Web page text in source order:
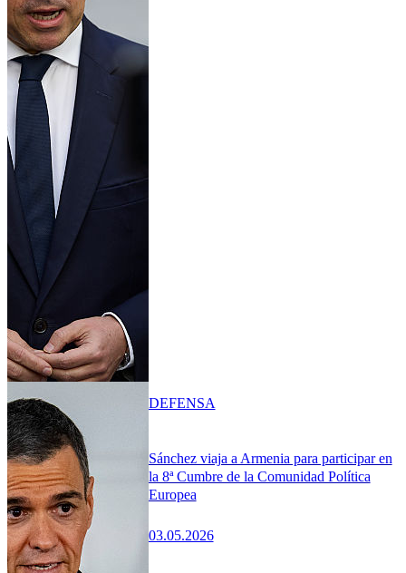
Sánchez viaja a Armenia para participar en
la 8ª Cumbre de la Comunidad Política
Europea
03.05.2026
DEFENSA